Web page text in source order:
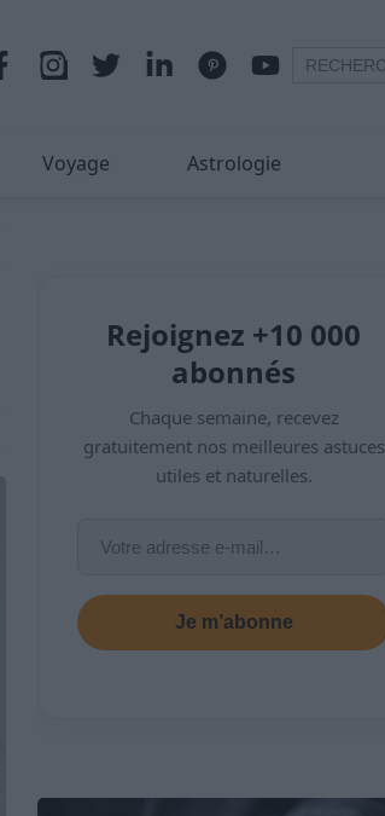
Voyage Astrologie
Rejoignez +10 000
abonnés
Chaque semaine, recevez
gratuitement nos meilleures astuces
utiles et naturelles.
Je m’abonne